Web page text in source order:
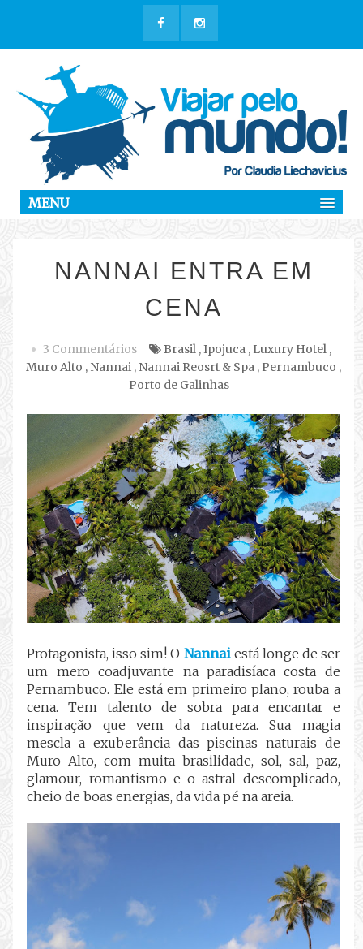
MENU
NANNAI ENTRA EM
CENA
3 Commentários Brasil ,Ipojuca , Luxury Hotel ,
Muro Alto , Nannai , Nannai Reosrt & Spa , Pernambuco ,
Porto de Galinhas
Protagonista, isso sim! O Nannai está longe de ser
um mero coadjuvante na paradisíaca costa de
Pernambuco. Ele está em primeiro plano, rouba a
cena. Tem talento de sobra para encantar e
inspiração que vem da natureza. Sua magia
mescla a exuberância das piscinas naturais de
Muro Alto, com muita brasilidade, sol, sal, paz,
glamour, romantismo e o astral descomplicado,
cheio de boas energias, da vida pé na areia.